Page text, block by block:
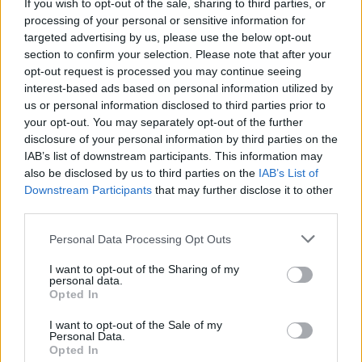
If you wish to opt-out of the sale, sharing to third parties, or
processing of your personal or sensitive information for
targeted advertising by us, please use the below opt-out
section to confirm your selection. Please note that after your
opt-out request is processed you may continue seeing
interest-based ads based on personal information utilized by
us or personal information disclosed to third parties prior to
your opt-out. You may separately opt-out of the further
disclosure of your personal information by third parties on the
IAB’s list of downstream participants. This information may
also be disclosed by us to third parties on the IAB’s List of
Downstream Participants that may further disclose it to other
Personal Data Processing Opt Outs
I want to opt-out of the Sharing of my
personal data.
Opted In
I want to opt-out of the Sale of my
Personal Data.
Opted In
SPINALNA STENOZA
Spinalna stenoza označava suženje spinalnog kanala i
otvora u kičmi i dolazi do pritiska na nerve. Uprkos imenu,
ovo stanje može uzrokovati i bol u kuku.
UZROCI – Starost je jedan od rizičnih faktora za razvoj
ovog stanja, a najčešće se javlja kod osoba starijih od 60
godina.
simptoma, ali ponekad može dovesti do utrnulosti i bola.
DIJAGNOZA I LIJEČENJE – Ako ljekar pretpostavi da se radi
o ovom stanju, zamoliće vas da se nagnete naprijed, nazad